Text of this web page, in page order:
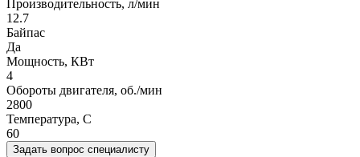
Производительность, л/мин
12.7
Байпас
Да
Мощность, КВт
4
Обороты двигателя, об./мин
2800
Температура, C
60
Задать вопрос специалисту